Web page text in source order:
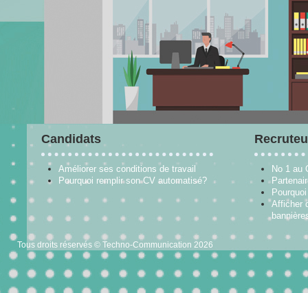
Candidats
Améliorer ses conditions de travail
Pourquoi remplir son CV automatisé?
No 1 au
Afficher
Tous droits réservés © Techno-Communication 2026